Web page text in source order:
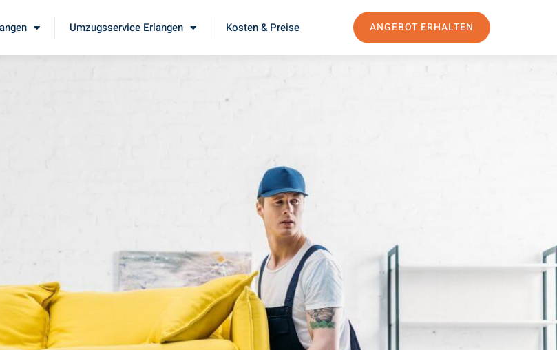
Umzugsservice Erlangen Kosten & Preise ANGEBOT ERHALTEN